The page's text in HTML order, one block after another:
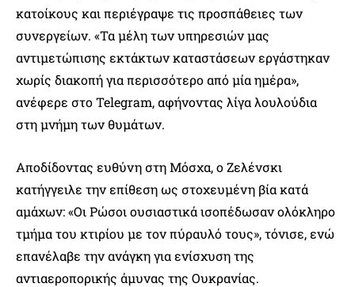
κατοίκους και περιέγραψε τις προσπάθειες των
συνεργείων. «Τα μέλη των υπηρεσιών μας
αντιμετώπισης εκτάκτων καταστάσεων εργάστηκαν
χωρίς διακοπή για περισσότερο από μία ημέρα»,
ανέφερε στο Telegram, αφήνοντας λίγα λουλούδια
στη μνήμη των θυμάτων.
Αποδίδοντας ευθύνη στη Μόσχα, ο Ζελένσκι
κατήγγειλε την επίθεση ως στοχευμένη βία κατά
αμάχων: «Οι Ρώσοι ουσιαστικά ισοπέδωσαν ολόκληρο
τμήμα του κτιρίου με τον πύραυλό τους», τόνισε, ενώ
επανέλαβε την ανάγκη για ενίσχυση της
αντιαεροπορικής άμυνας της Ουκρανίας.